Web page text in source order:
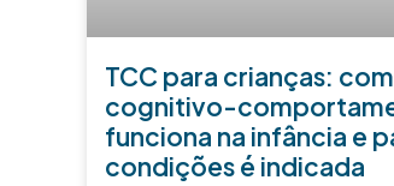
TCC para crianças:
cognitivo-
funciona na infância e
condições é indicada